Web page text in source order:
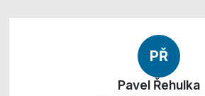
PŘ
Pavel Řehulka